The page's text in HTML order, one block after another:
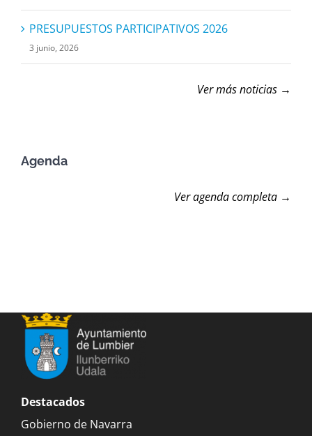
PRESUPUESTOS PARTICIPATIVOS 2026
3 junio, 2026
Ver más noticias →
Agenda
Ver agenda completa →
Destacados
Gobierno de Navarra